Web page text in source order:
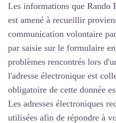
Les informations que Rando
est amené à recueillir
communication volontaire
par saisie sur le formulaire
problèmes rencontrés lors
l'adresse électronique est
obligatoire de cette donnée
Les adresses électroniques
utilisées afin de répondre à